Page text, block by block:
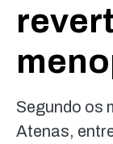
Segundo os
Atenas,